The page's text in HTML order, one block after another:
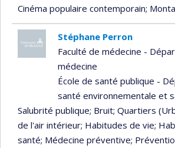
Cinéma populaire contemporain;
Stéphane Perron
Faculté de médecine -
médecine
École de santé publique -
santé environnementale et
Salubrité publique; Bruit; Quartiers
de l'air intérieur; Habitudes de vie;
santé; Médecine préventive;